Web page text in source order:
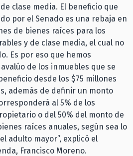
clase media. El beneficio que
por el Senado es una rebaja en
de bienes raíces para los
y de clase media, el cual no
Es por eso que hemos
de los inmuebles que se
desde los $75 millones
además de definir un monto
al 5% de los
o del 50% del monto de
raíces anuales, según sea lo
adulto mayor”, explicó el
Francisco Moreno.